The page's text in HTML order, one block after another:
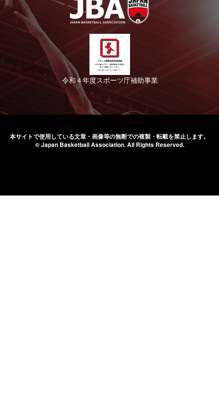
令和４年度スポーツ庁補助事業
本サイトで使用している文章・画像等の無断での複製・転載を禁止します。
© Japan Basketball Association.All Rights Reserved.